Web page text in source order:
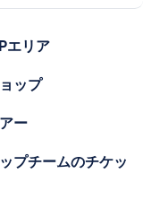
エリア
ップ
ー
ップチームのチケッ